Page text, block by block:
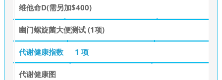
维他命D(需另加$400)
幽门螺旋菌大便测试 (1项)
代谢健康指数 1 项
代谢健康图